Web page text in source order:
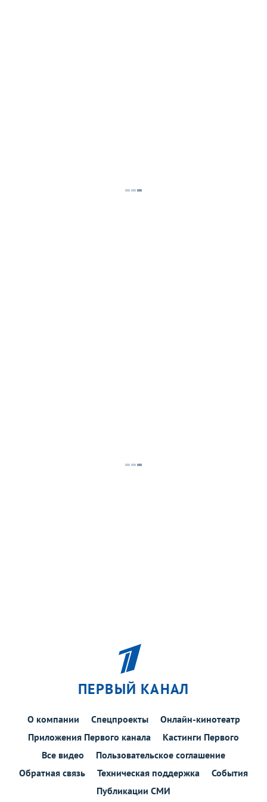
ПЕРВЫЙ КАНАЛ
О компании Спецпроекты
Онлайн-кинотеатр
Приложения Первого канала
Кастинги Первого
Все видео
Пользовательское соглашение
Обратная связь
Техническая поддержка
События
Публикации СМИ